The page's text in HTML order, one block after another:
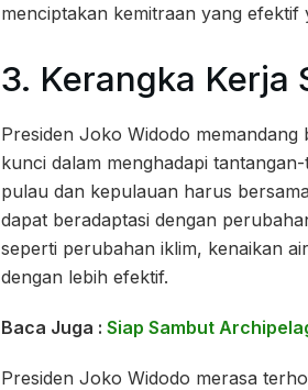
menciptakan kemitraan yang efektif
3. Kerangka Kerja
Presiden Joko Widodo
kunci dalam menghadapi
pulau dan kepulauan harus
dapat beradaptasi dengan
seperti perubahan iklim, kenaikan
dengan lebih efektif.
Baca Juga : Siap Sambut
Presiden Joko Widodo merasa